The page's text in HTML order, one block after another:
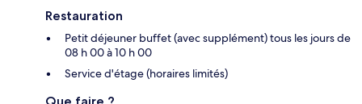
Restauration
Petit déjeuner buffet (avec supplément) tous les jours de
08 h 00 à 10 h 00
Service d'étage (horaires limités)